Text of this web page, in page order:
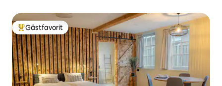
Populär gästfavorit
Gästfavorit